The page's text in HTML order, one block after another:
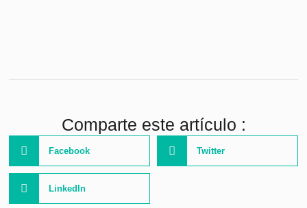
Comparte este artículo :
Facebook Twitter
LinkedIn